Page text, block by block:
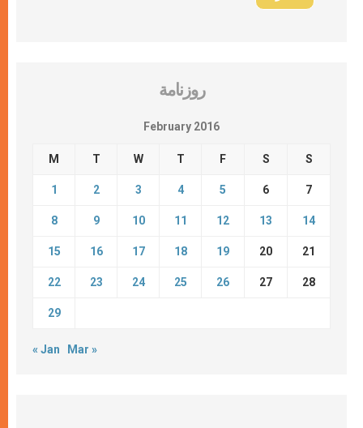
روزنامة
February 2016
M T W T F S S
1 2 3 4 5 6 7
8 9 10 11 12 13 14
15 16 17 18 19 20 21
22 23 24 25 26 27 28
29
« Jan Mar »